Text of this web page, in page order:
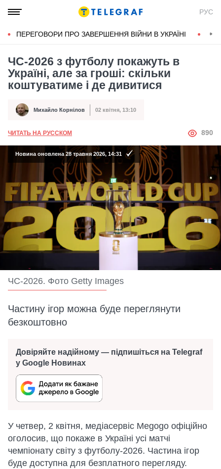
РУС
ПЕРЕГОВОРИ ПРО ЗАВЕРШЕННЯ ВІЙНИ В УКРАЇНІ
ЧС-2026 з футболу покажуть в
Україні, але за гроші: скільки
коштуватиме і де дивитися
Автор Михайло Корнілов
Дата публікації 02 квітня, 13:10
ЧИТАТЬ НА РУССКОМ АВТОР
890
Новина оновлена 28 травня 2026, 14:31
ЧС-2026. Фото Getty Images
Частину ігор можна буде переглянути
безкоштовно
Довіряйте надійному — підпишіться на Telegraf
у Google Новинах
У четвер, 2 квітня, медіасервіс Megogo офіційно
оголосив, що покаже в Україні усі матчі
чемпіонату світу з футболу-2026. Частина ігор
буде доступна для безплатного перегляду.